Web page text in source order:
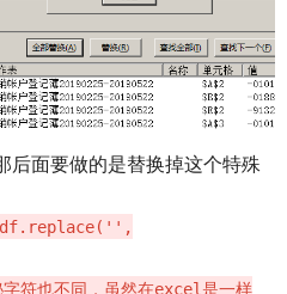
后面要做的是替换掉这个特殊
符也不同，虽然在excel是一样